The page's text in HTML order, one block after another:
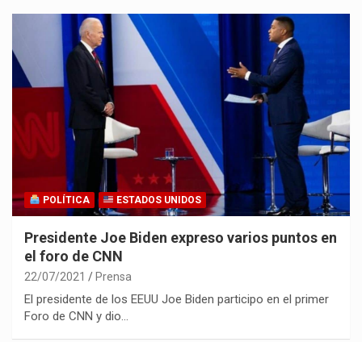
POLÍTICA ESTADOS UNIDOS
Presidente Joe Biden expreso varios puntos en
el foro de CNN
22/07/2021 Prensa
El presidente de los EEUU Joe Biden participo en el primer
Foro de CNN y dio…